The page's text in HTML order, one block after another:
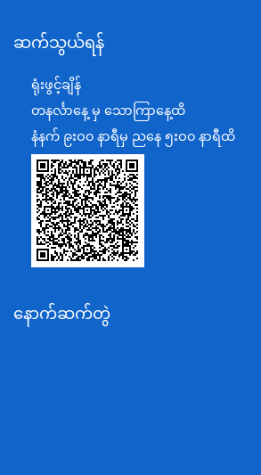
စီမံကိန်း၊ဘဏ္ဍာရေးနှင့်စက်မှုဝန်ကြီးဌာန
အပြည်ပြည်ဆိုင်ရာပူးပေါင်းဆောင်ရွက်ရ
ပြန်ကြားရေးဝန်ကြီးဌာန
သာသနာရေးနှင့် ယဉ်ကျေးမှုဝန်ကြီးဌာန
စိုက်ပျိုးရေး၊မွေးမြူရေးနှင့်ဆည်မြောင်း
ပို့ဆောင်ရေးနှင့်ဆက်သွယ်ရေးဝန်ကြီးဌာန
သယံဇာတနှင့်ပတ်ဝန်းကျင်ထိန်းသိမ်းရေး
အလုပ်သမား၊လူဝင်မှုကြီးကြပ်ရေးနှင့်ပ
ဆက်သွယ်ရန်
ရုံးဖွင့်ချိန်
တနင်္လာနေ့ မှ သောကြာနေ့ထိ
နံနက် ၉းဝ၀ နာရီမှ ညနေ ၅းဝ၀ နာရီထိ
နောက်ဆက်တွဲ